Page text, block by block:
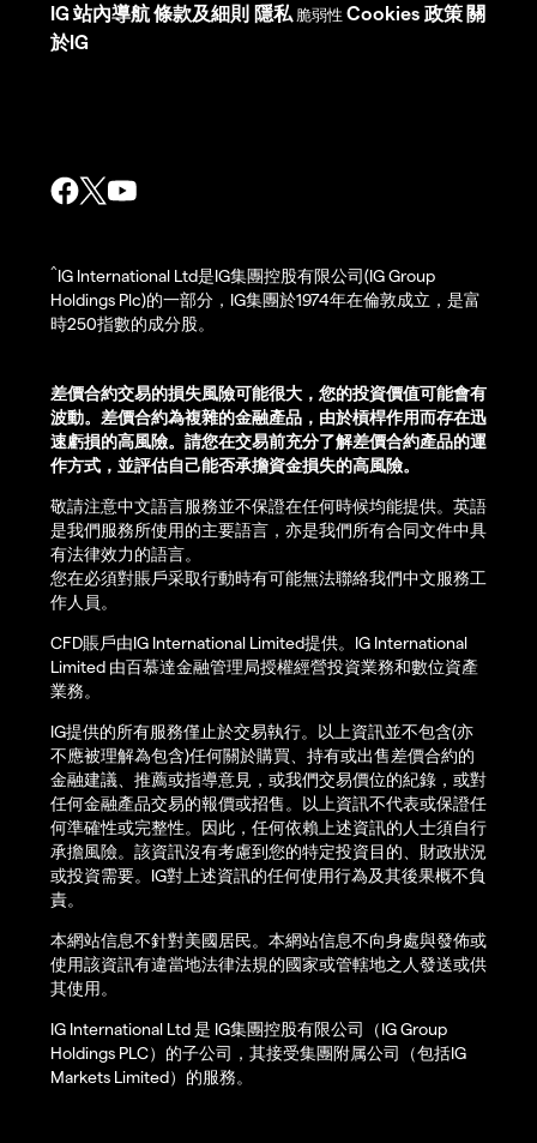
IG 站內導航條款及細則 隱私 脆弱性 Cookies 政策 關
於IG
^IG International Ltd是IG集團控股有限公司(IG Group
Holdings Plc)的一部分，IG集團於1974年在倫敦成立，是富
時250指數的成分股。
差價合約交易的損失風險可能很大，您的投資價值可能會有
波動。差價合約為複雜的金融產品，由於槓桿作用而存在迅
速虧損的高風險。請您在交易前充分了解差價合約產品的運
作方式，並評估自己能否承擔資金損失的高風險。
敬請注意中文語言服務並不保證在任何時候均能提供。英語
是我們服務所使用的主要語言，亦是我們所有合同文件中具
有法律效力的語言。
您在必須對賬戶采取行動時有可能無法聯絡我們中文服務工
作人員。
CFD賬戶由IG International Limited提供。IG International
Limited 由百慕達金融管理局授權經營投資業務和數位資產
業務。
IG提供的所有服務僅止於交易執行。以上資訊並不包含(亦
不應被理解為包含)任何關於購買、持有或出售差價合約的
金融建議、推薦或指導意見，或我們交易價位的紀錄，或對
任何金融產品交易的報價或招售。以上資訊不代表或保證任
何準確性或完整性。因此，任何依賴上述資訊的人士須自行
承擔風險。該資訊沒有考慮到您的特定投資目的、財政狀況
或投資需要。IG對上述資訊的任何使用行為及其後果概不負
責。
本網站信息不針對美國居民。本網站信息不向身處與發佈或
使用該資訊有違當地法律法規的國家或管轄地之人發送或供
其使用。
IG International Ltd 是 IG集團控股有限公司（IG Group
Holdings PLC）的子公司，其接受集團附属公司（包括IG
Markets Limited）的服務。